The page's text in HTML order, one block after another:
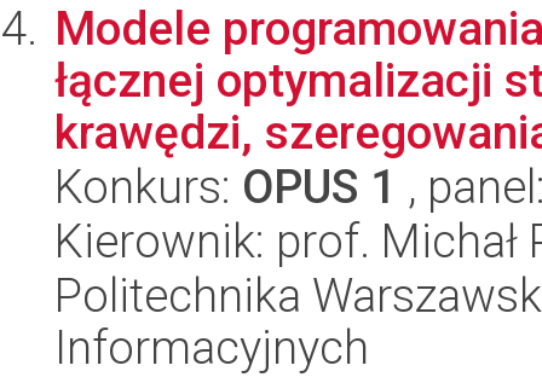
Modele
łącznej optymalizacji
krawędzi,
Konkurs: OPUS 1 ,
Kierownik: prof. Michał
Politechnika
Informacyjnych